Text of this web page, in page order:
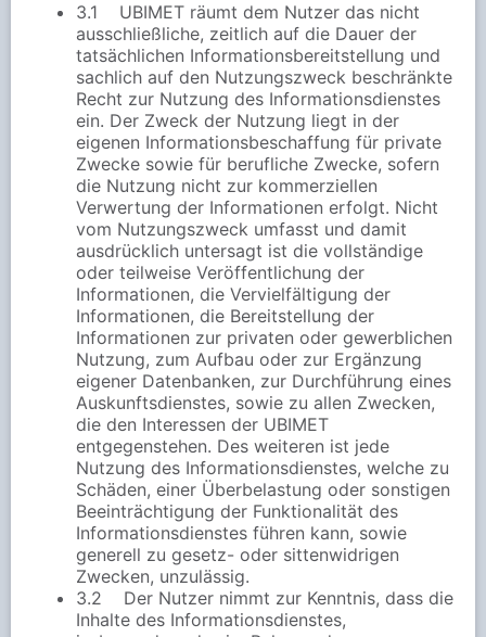
3.1 UBIMET räumt dem Nutzer das nicht
ausschließliche, zeitlich auf die Dauer der
tatsächlichen Informationsbereitstellung und
sachlich auf den Nutzungszweck beschränkte
Recht zur Nutzung des Informationsdienstes
ein. Der Zweck der Nutzung liegt in der
eigenen Informationsbeschaffung für private
Zwecke sowie für berufliche Zwecke, sofern
die Nutzung nicht zur kommerziellen
Verwertung der Informationen erfolgt. Nicht
vom Nutzungszweck umfasst und damit
ausdrücklich untersagt ist die vollständige
oder teilweise Veröffentlichung der
Informationen, die Vervielfältigung der
Informationen, die Bereitstellung der
Informationen zur privaten oder gewerblichen
Nutzung, zum Aufbau oder zur Ergänzung
eigener Datenbanken, zur Durchführung eines
Auskunftsdienstes, sowie zu allen Zwecken,
die den Interessen der UBIMET
entgegenstehen. Des weiteren ist jede
Nutzung des Informationsdienstes, welche zu
Schäden, einer Überbelastung oder sonstigen
Beeinträchtigung der Funktionalität des
Informationsdienstes führen kann, sowie
generell zu gesetz- oder sittenwidrigen
Zwecken, unzulässig.
3.2 Der Nutzer nimmt zur Kenntnis, dass die
Inhalte des Informationsdienstes,